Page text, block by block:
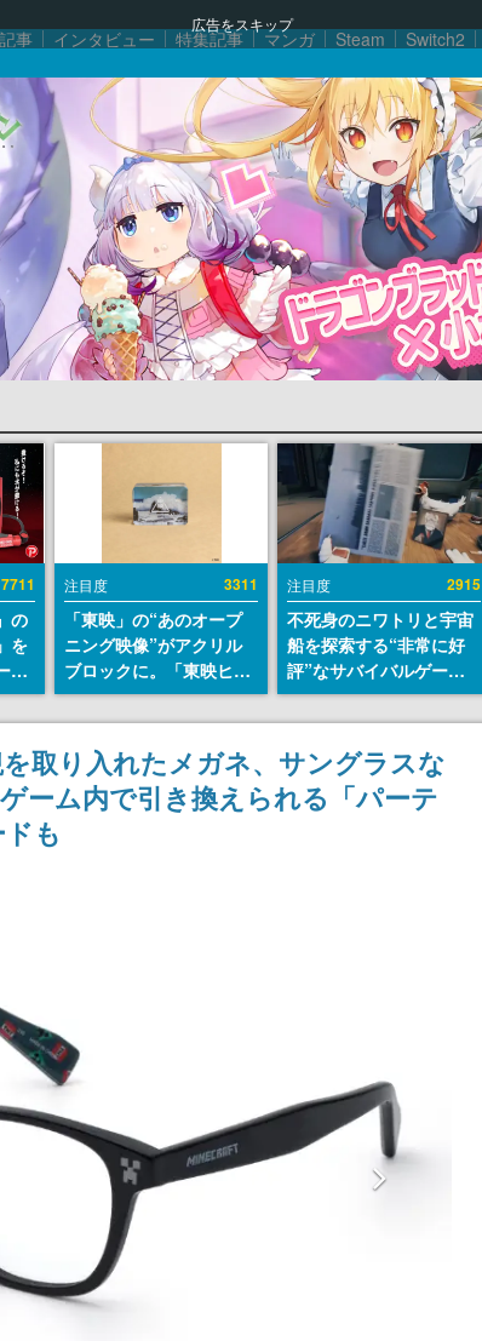
広告をスキップ
事 インタビュー 特集記事 マンガ Steam Switch2
7711
の
を
ス
体
ル
な
注目度 3311
「東映」の“あのオープ
ニング映像”がアクリル
ブロックに。「東映ヒス
トリカル グッズコレクシ
ョン」が8月下旬より発
売
注目度 2915
不死身のニワトリと宇宙
船を探索する“非常に好
評”なサバイバルゲーム
『Breathedge』が無料
で配布中。入手できる期
間は8月10日まで
取り入れたメガネ、サングラスな
ーム内で引き換えられる「パーテ
も